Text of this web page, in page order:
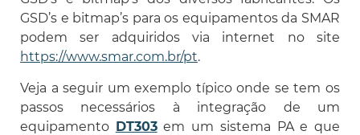
GSD’s e bitmap’s para os equipamentos da SMAR
podem ser adquiridos via internet no site
https://www.smar.com.br/pt.
Veja a seguir um exemplo típico onde se tem os
passos necessários à integração de um
equipamento DT303em um sistema PA e que